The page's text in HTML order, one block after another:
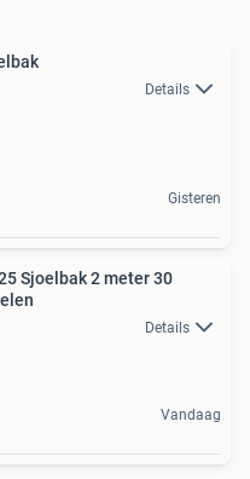
Details
Gisteren
Sjoelbak 2 meter 30
Details
Vandaag